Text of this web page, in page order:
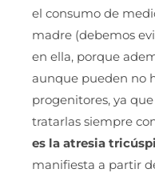
el consumo de
madre (debemos
en ella, porque
aunque pueden no
progenitores, ya
tratarlas siempre
es la atresia
manifiesta a partir